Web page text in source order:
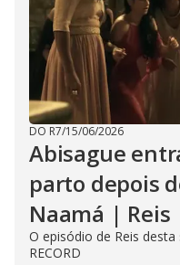
DO R7/15/06/2026
Abisague
parto depois
Naamá | Reis
O episódio de Reis
RECORD